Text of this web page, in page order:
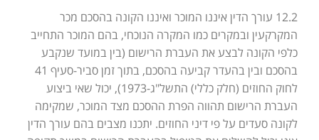
12.2 עורך הדין איננו המוכר ואיננו הקונה בהסכם מכר
המקרקעין ובמקרים כמו המקרה הנוכחי, בהם המוכר התחייב
כלפי הקונה לבצע את העברת הרישום (בין במועד שנקבע
בהסכם ובין בהעדר קביעה בהסכם, בתוך זמן סביר-סעיף 41
לחוק החוזים (חלק כללי) התשל"ג-1973), יכול שאי ביצוע
העברת הרישום תהווה הפרת ההסכם מצד המוכר, שמקימה
לקונה סעדים על פי דיני החוזים. יתכנו מצבים בהם עורך הדין